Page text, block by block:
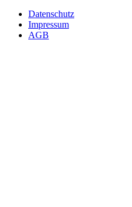
Datenschutz
Impressum
AGB